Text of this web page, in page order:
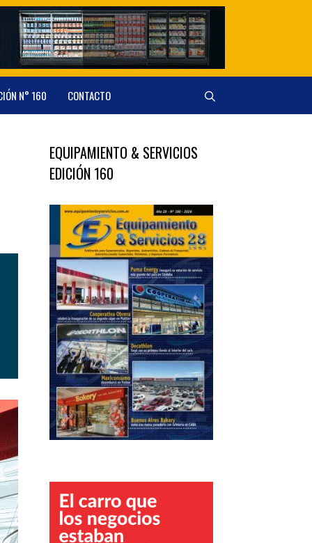
N° 160 CONTACTO
EQUIPAMIENTO & SERVICIOS
EDICIÓN 160